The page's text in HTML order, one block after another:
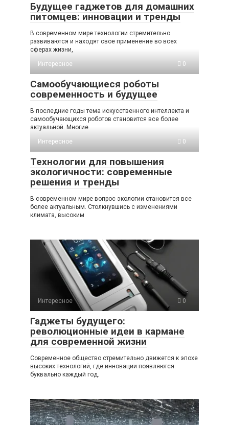
Будущее гаджетов для домашних
питомцев: инновации и тренды
В современном мире технологии стремительно
развиваются и находят свое применение во всех
сферах жизни,
Интересное
0
Самообучающиеся роботы
современность и будущее
В последние годы тема искусственного интеллекта и
самообучающихся роботов становится все более
актуальной. Многие
Интересное
0
Технологии для повышения
экологичности: современные
решения и тренды
В современном мире вопрос экологии становится все
более актуальным. Столкнувшись с изменениями
климата, высоким
Интересное 0
Гаджеты будущего:
революционные идеи в кармане
для современной жизни
Современное общество стремительно движется к эпохе
высоких технологий, где инновации появляются
буквально каждый год.